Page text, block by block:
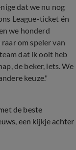
dat we nu nog
League-ticket én
we honderd
om speler van
dat ik ooit heb
de beker, iets. We
keuze."
de beste
een kijkje achter